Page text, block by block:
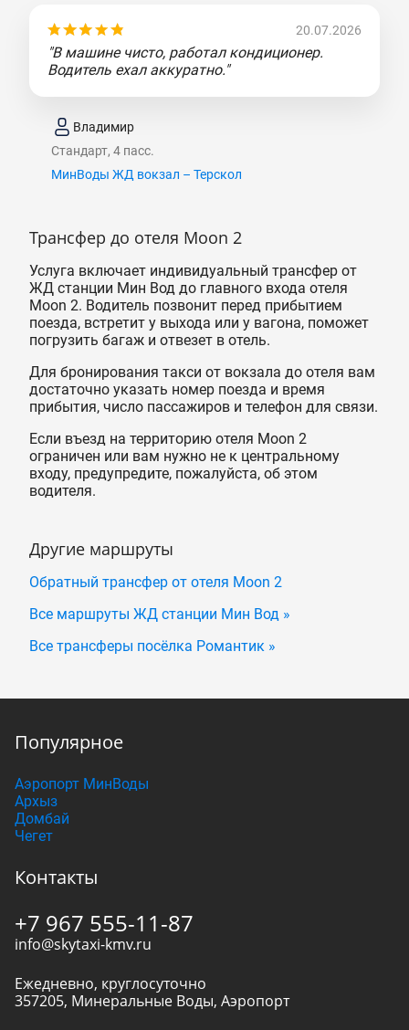
20.07.2026
"В машине чисто, работал кондиционер.
Водитель ехал аккуратно."
Владимир
Стандарт, 4 пасс.
МинВоды ЖД вокзал – Терскол
Трансфер до отеля Moon 2
Услуга включает индивидуальный трансфер от
ЖД станции Мин Вод до главного входа отеля
Moon 2. Водитель позвонит перед прибытием
поезда, встретит у выхода или у вагона, поможет
погрузить багаж и отвезет в отель.
Для бронирования такси от вокзала до отеля вам
достаточно указать номер поезда и время
прибытия, число пассажиров и телефон для связи.
Если въезд на территорию отеля Moon 2
ограничен или вам нужно не к центральному
входу, предупредите, пожалуйста, об этом
водителя.
Другие маршруты
Обратный трансфер от отеля Moon 2
Все маршруты ЖД станции Мин Вод »
Все трансферы посёлка Романтик »
Популярное
Аэропорт МинВоды
Архыз
Домбай
Чегет
Контакты
+7 967 555-11-87
info@skytaxi-kmv.ru
Ежедневно, круглосуточно
357205, Минеральные Воды, Аэропорт